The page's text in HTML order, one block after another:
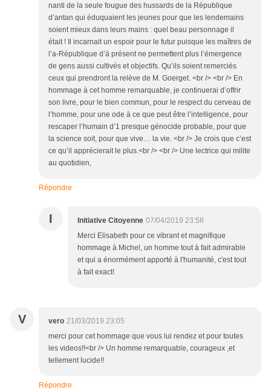
nanti de la seule fougue des hussards de la République
d’antan qui éduquaient les jeunes pour que les lendemains
soient mieux dans leurs mains : quel beau personnage il
était ! Il incarnait un espoir pour le futur puisque les maîtres de
l’a-République d’à présent ne permettent plus l’émergence
de gens aussi cultivés et objectifs. Qu’ils soient remerciés
ceux qui prendront la relève de M. Goerget. <br /> <br /> En
hommage à cet homme remarquable, je continuerai d’offrir
son livre, pour le bien commun, pour le respect du cerveau de
l’homme, pour une ode à ce que peut être l’intelligence, pour
rescaper l’humain d’1 presque génocide probable, pour que
la science soit, pour que vive… la vie. <br /> Je crois que c’est
ce qu’il apprécierait le plus.<br /> <br /> Une lectrice qui milite
au quotidien,
Répondre
I Initiative Citoyenne 07/04/2019 23:58
Merci Elisabeth pour ce vibrant et magnifique
hommage à Michel, un homme tout à fait admirable
et qui a énormément apporté à l'humanité, c'est tout
à fait exact!
V vero 21/03/2019 23:05
merci pour cet hommage que vous lui rendez et pour toutes
les videos!!<br /> Un homme remarquable, courageux ,et
tellement lucide!!
Répondre